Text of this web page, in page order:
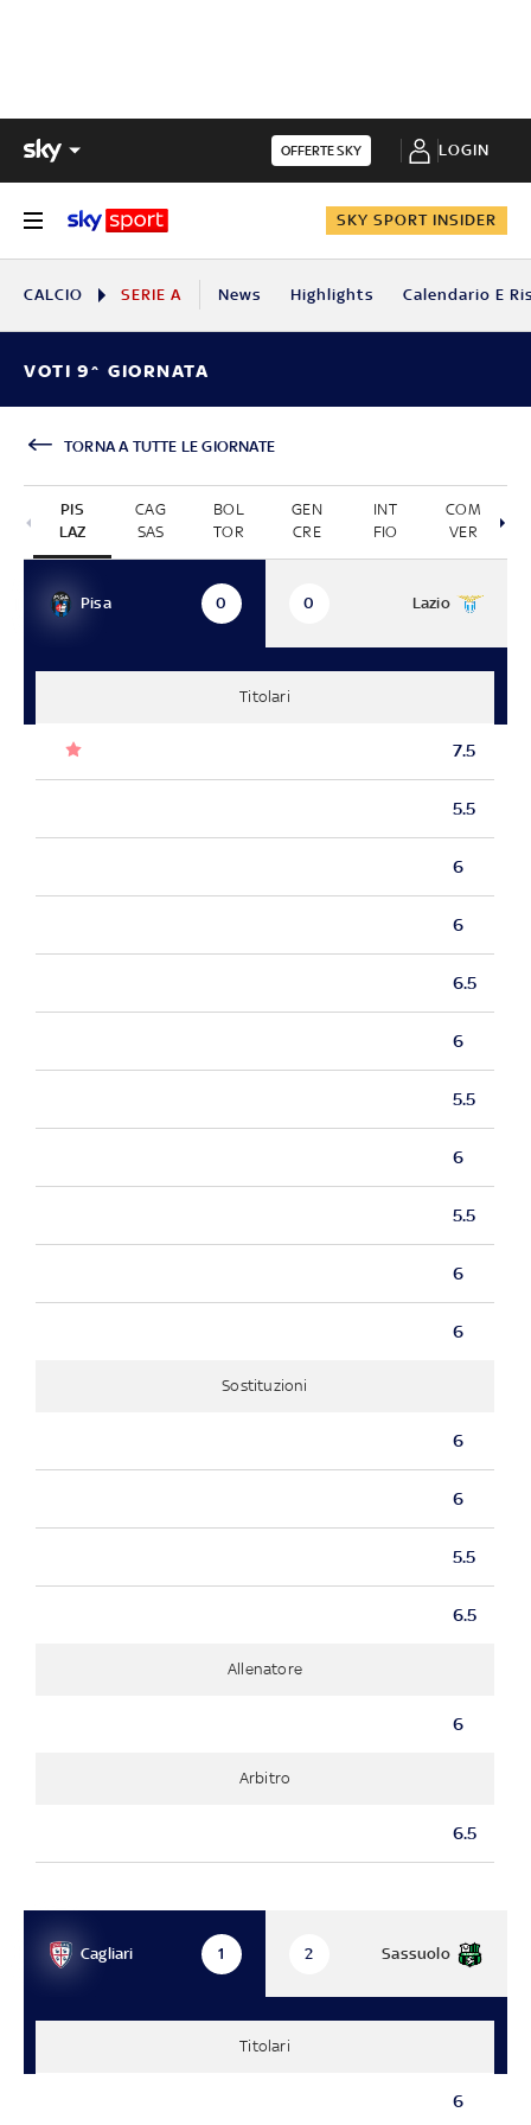
OFFERTE SKY LOGIN
SKY SPORT INSIDER
CALCIO SERIE A News Highlights Calendario E
VOTI 9^ GIORNATA
TORNA A TUTTE LE GIORNATE
PIS
LAZ
CAG
SAS
BOL
TOR
GEN
CRE
INT
FIO
COM
VER
Pisa 0 Lazio
0
Titolari
7.5
5.5
6
6
6.5
6
5.5
6
5.5
6
6
Sostituzioni
6
6
5.5
6.5
Allenatore
6
Arbitro
6.5
Cagliari 1 Sassuolo
2
Titolari
6